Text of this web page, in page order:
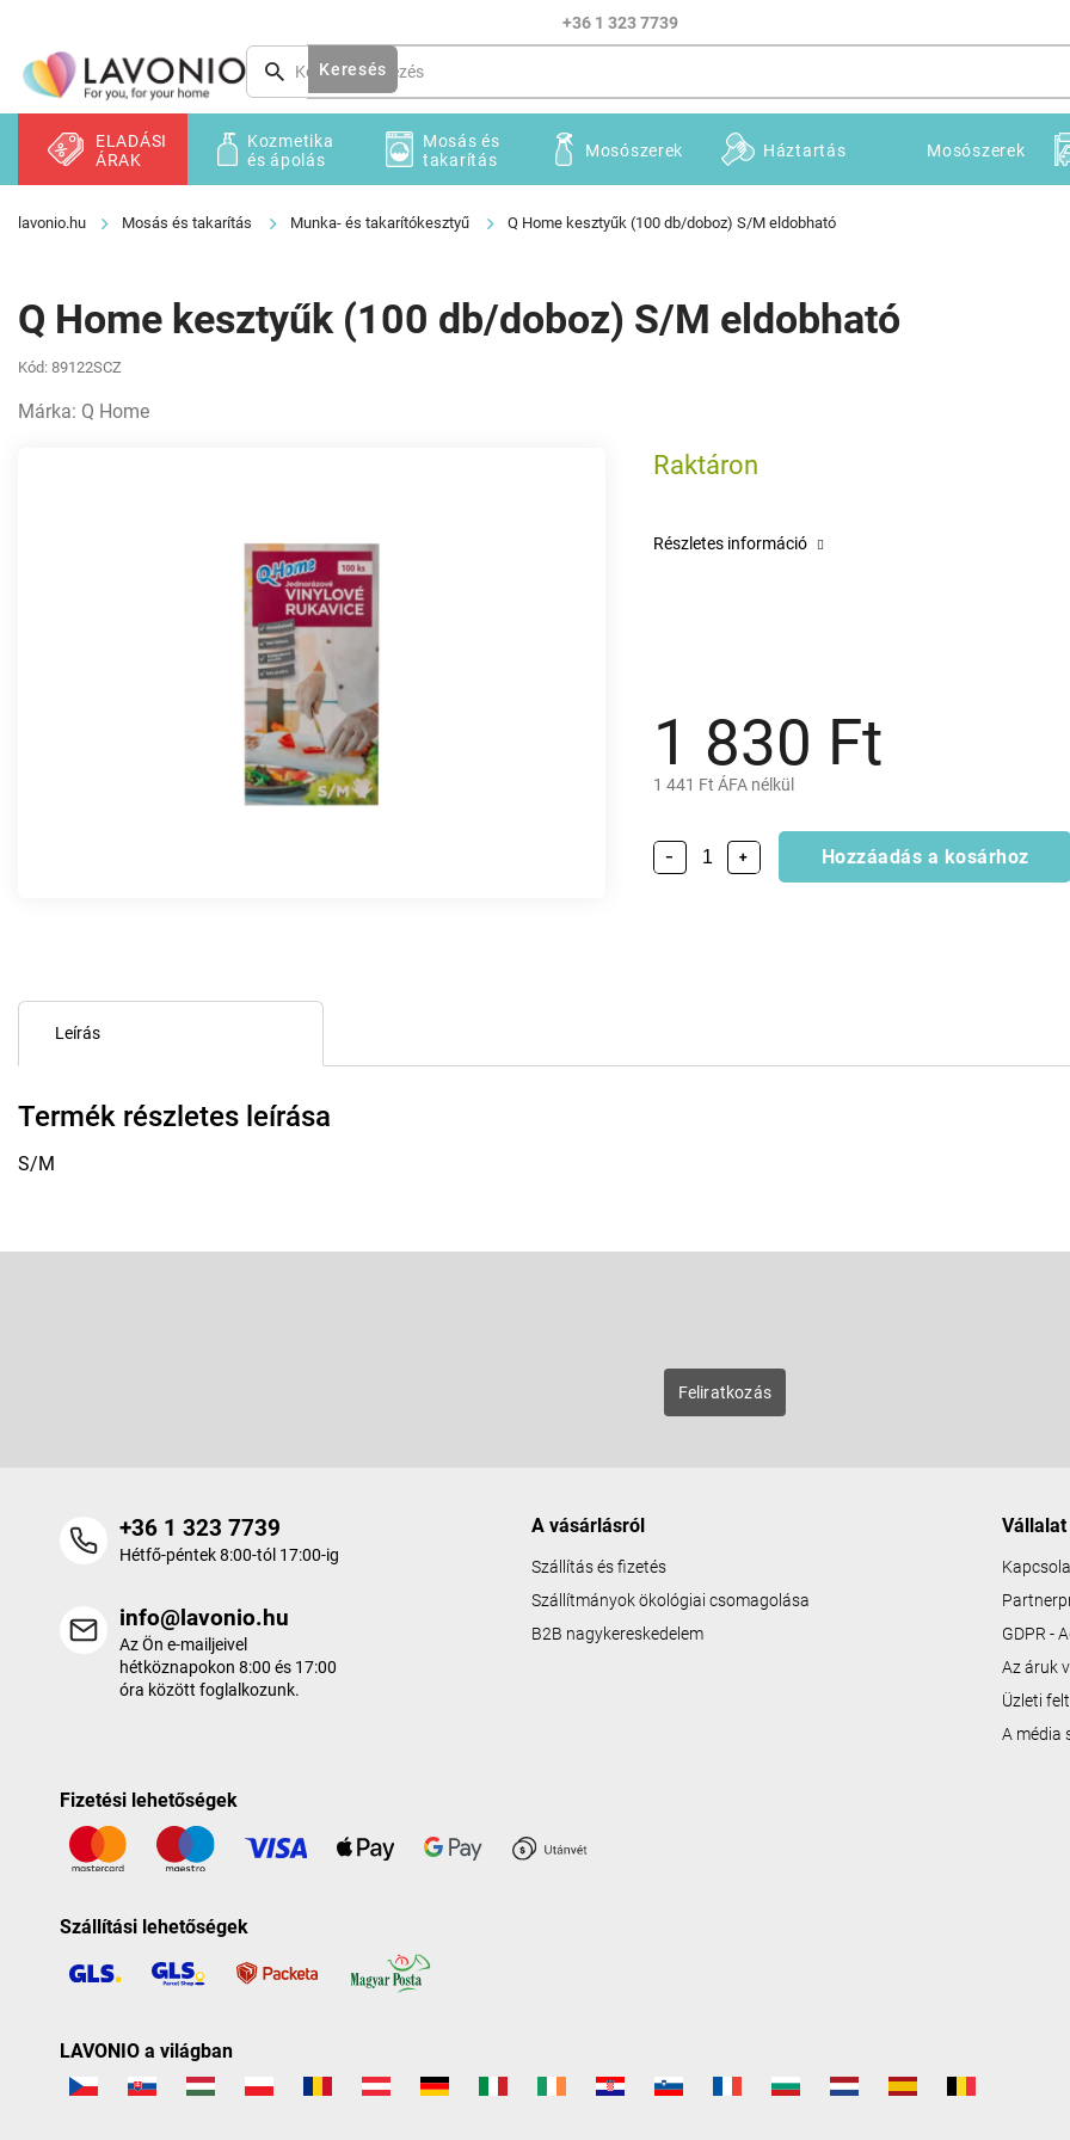
tartalomhoz
+36 1 323 7739
Keresés
ELADÁSI
ÁRAK
Kozmetika
és ápolás
Mosás és
takarítás
Mosószerek Háztartás Mosószerek
Mosás és takarítás Munka- és takarítókesztyű Q Home kesztyűk (100 db/doboz) S/M eldobható
Q Home kesztyűk (100 db/doboz) S/M eldobható
Kód: 89122SCZ
Márka: Q Home
1 830 Ft
1 441 Ft ÁFA nélkül
Raktáron
+
− Hozzáadás a kosárhoz
Részletes információ
Leírás
Termék részletes leírása
S/M
Feliratkozás
+36 1 323 7739
Hétfő-péntek 8:00-tól 17:00-ig
info@lavonio.hu
Az Ön e-mailjeivel
hétköznapokon 8:00 és 17:00
óra között foglalkozunk.
A vásárlásról
Szállítás és fizetés
Szállítmányok ökológiai csomagolása
B2B nagykereskedelem
Vállalat
GDPR -
Az áruk
Üzleti
A média
Fizetési lehetőségek
Szállítási lehetőségek
LAVONIO a világban